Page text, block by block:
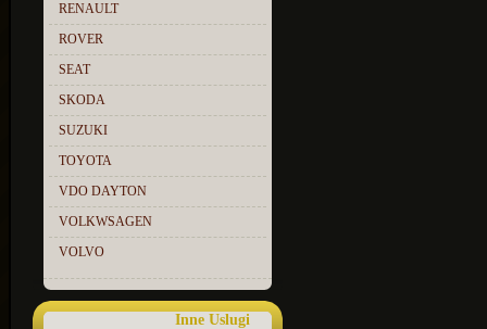
RENAULT
ROVER
SEAT
SKODA
SUZUKI
TOYOTA
VDO DAYTON
VOLKWSAGEN
VOLVO
Inne Uslugi